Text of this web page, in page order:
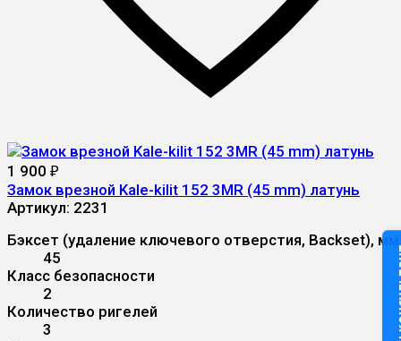
1 900 ₽
Замок врезной Kale-kilit 152 3MR (45 mm) латунь
Артикул: 2231
Бэксет (удаление ключевого отверстия, Backset), мм
45
Класс безопасности
2
Количество ригелей
3